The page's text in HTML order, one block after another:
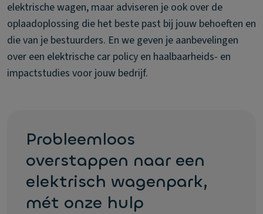
elektrische wagen, maar adviseren je ook over de
oplaadoplossing die het beste past bij jouw behoeften en
die van je bestuurders. En we geven je aanbevelingen
over een elektrische car policy en haalbaarheids- en
impactstudies voor jouw bedrijf.
Probleemloos
overstappen naar een
elektrisch wagenpark,
mét onze hulp